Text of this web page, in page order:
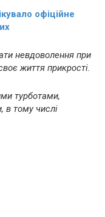
офіційне
невдоволення при
життя прикрості.
турботами,
в тому числі